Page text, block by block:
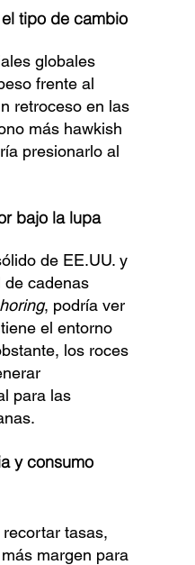
tipo de cambio
globales
frente al
retroceso en las
más hawkish
presionarlo al
bajo la lupa
de EE.UU. y
de cadenas
, podría ver
el entorno
los roces
para las
y consumo
tasas,
margen para